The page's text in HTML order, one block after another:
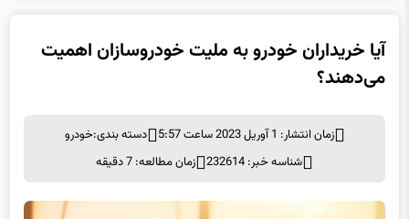
می‌دهند؟
شناسه خبر: 232614
زمان مطالعه: 7 دقیقه